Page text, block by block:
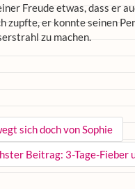
Freude etwas, dass er
zupfte, er konnte seinen
zu machen.
sich doch von Sophie
Beitrag: 3-Tage-Fieber